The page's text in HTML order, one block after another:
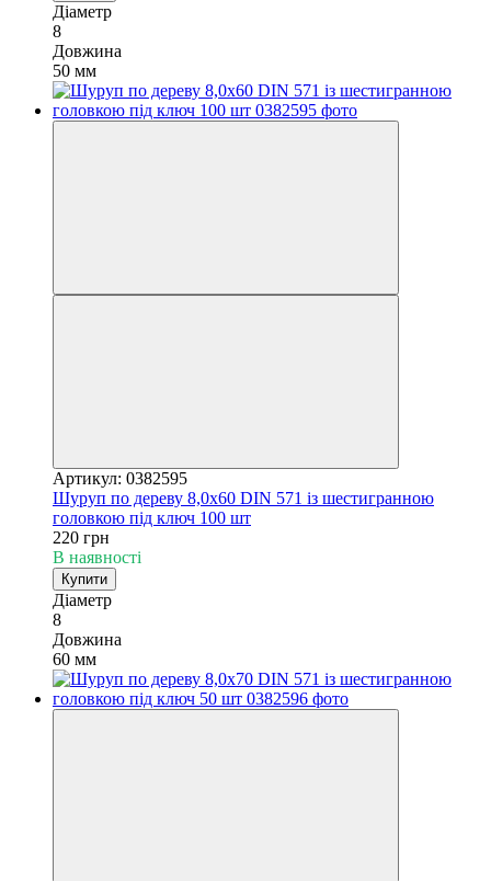
Діаметр
8
Довжина
50 мм
Артикул: 0382595
Шуруп по дереву 8,0х60 DIN 571 із шестигранною
головкою під ключ 100 шт
220 грн
В наявності
Купити
Діаметр
8
Довжина
60 мм